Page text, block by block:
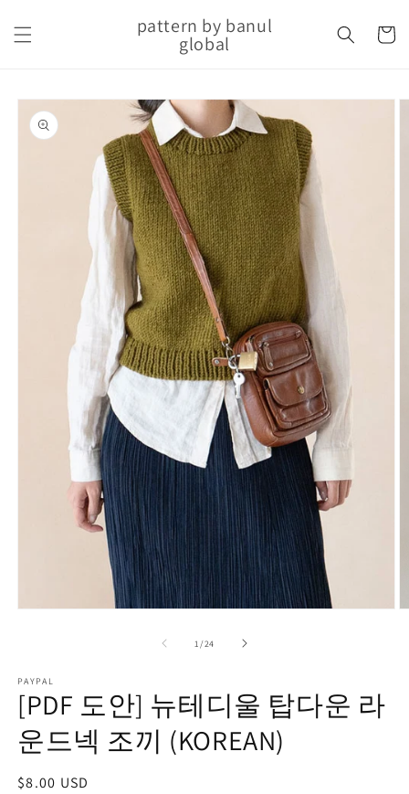
content
pattern by banul
global Cart
Skip to
product
information
1 /of
24
PAYPAL
[PDF 도안] 뉴테디울 탑다운 라
운드넥 조끼 (KOREAN)
Regular
$8.00 USD